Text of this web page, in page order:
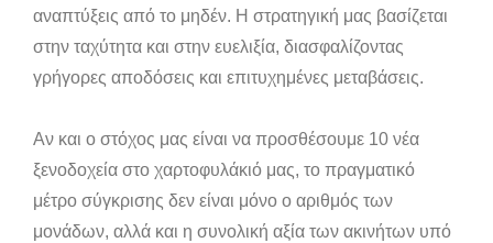
αναπτύξεις από το μηδέν. Η στρατηγική μας βασίζεται
στην ταχύτητα και στην ευελιξία, διασφαλίζοντας
γρήγορες αποδόσεις και επιτυχημένες μεταβάσεις.
Αν και ο στόχος μας είναι να προσθέσουμε 10 νέα
ξενοδοχεία στο χαρτοφυλάκιό μας, το πραγματικό
μέτρο σύγκρισης δεν είναι μόνο ο αριθμός των
μονάδων, αλλά και η συνολική αξία των ακινήτων υπό